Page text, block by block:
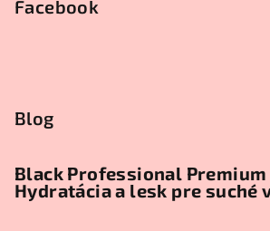
Facebook
Blog
Black Professional Premium
Hydratácia a lesk pre suché